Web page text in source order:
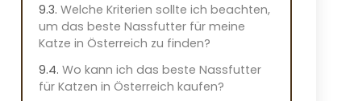
Welche Kriterien sollte ich beachten,
um das beste Nassfutter für meine
Katze in Österreich zu finden?
Wo kann ich das beste Nassfutter
für Katzen in Österreich kaufen?